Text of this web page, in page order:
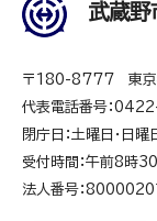
武蔵野
〒180-8777 東京
代表電話番号：
閉庁日：土曜日・日
受付時間：午前8時
法人番号：